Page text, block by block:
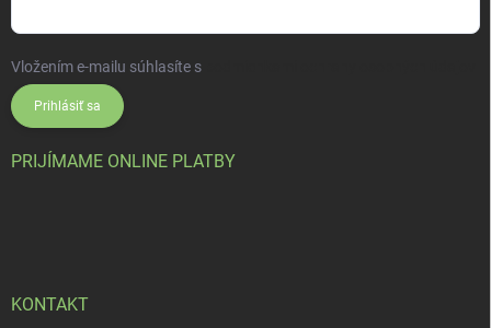
Vložením e-mailu súhlasíte s
Prihlásiť sa
PRIJÍMAME ONLINE PLATBY
KONTAKT